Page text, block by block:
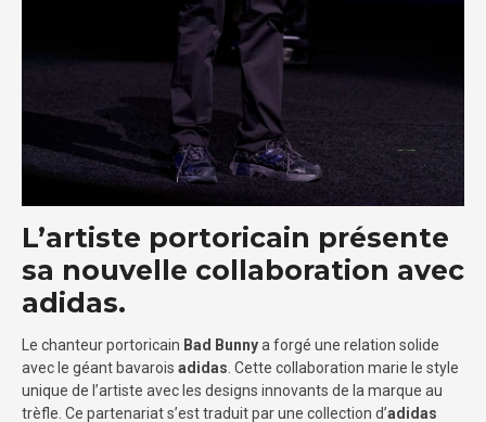
L’artiste portoricain présente
sa nouvelle collaboration avec
adidas.
Le chanteur portoricain Bad Bunnya forgé une relation solide
avec le géant bavarois adidas . Cette collaboration marie le style
unique de l’artiste avec les designs innovants de la marque au
trèfle. Ce partenariat s’est traduit par une collection d’adidas